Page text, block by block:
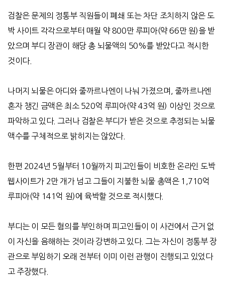
검찰은 문제의 정통부 직원들이 폐쇄 또는 차단 조치하지 않은 도
박 사이트 각각으로부터 매월 약800만 루피아(약66만 원)을 받
았으며 부디 장관이 해당 총 뇌물액의 50%를 받았다고 적시한
것이다.
나머지 뇌물은 아디와 줄까르나엔이 나눠 가졌으며
줄까르나엔
혼자 챙긴 금액은 최소 520억 루피아(약43억 원) 이상인 것으로
파악하고 있다. 그러나 검찰은 부디가 받은 것으로 추정되는 뇌물
액수를 구체적으로 밝히지는 않았다.
한편 2024년 5월부터 10월까지 피고인들이 비호한 온라인 도박
웹사이트가 2만 개가 넘고 그들이 지불한 뇌물 총액은 1,710억
루피아(약 141 억 원)에 육박할 것으로 적시했다.
부디는 이 모든 혐의를 부인하며 피고인들이 이 사건에서 근거 없
이 자신을 음해하는 것이라 강변하고 있다. 그는 자신이 정통부 장
관으로 부임하기 오래 전부터 이미 이런 관행이 진행되고 있었다
고 주장했다.